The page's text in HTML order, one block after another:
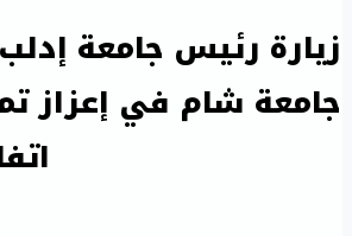
زيارة رئيس جامعة
جامعة شام في إعزاز